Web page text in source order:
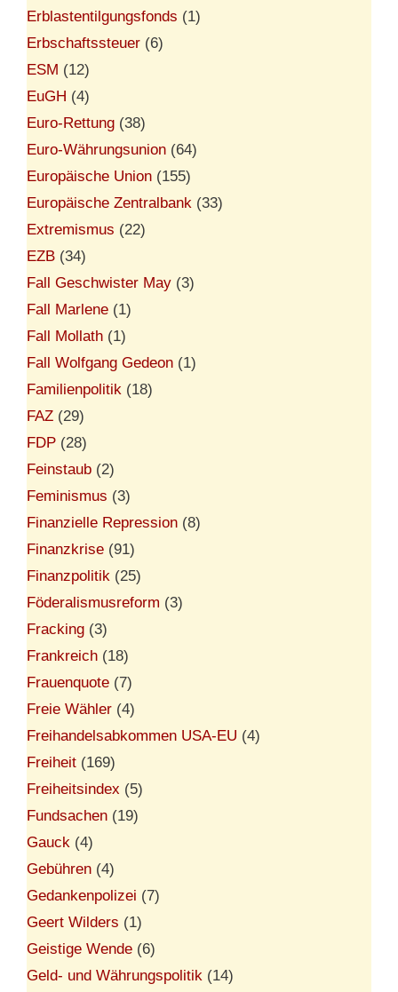
Erblastentilgungsfonds (1)
Erbschaftssteuer (6)
ESM (12)
EuGH (4)
Euro-Rettung (38)
Euro-Währungsunion (64)
Europäische Union (155)
Europäische Zentralbank (33)
Extremismus (22)
EZB (34)
Fall Geschwister May (3)
Fall Marlene (1)
Fall Mollath (1)
Fall Wolfgang Gedeon (1)
Familienpolitik (18)
FAZ (29)
FDP (28)
Feinstaub (2)
Feminismus (3)
Finanzielle Repression (8)
Finanzkrise (91)
Finanzpolitik (25)
Föderalismusreform (3)
Fracking (3)
Frankreich (18)
Frauenquote (7)
Freie Wähler (4)
Freihandelsabkommen USA-EU (4)
Freiheit (169)
Freiheitsindex (5)
Fundsachen (19)
Gauck (4)
Gebühren (4)
Gedankenpolizei (7)
Geert Wilders (1)
Geistige Wende (6)
Geld- und Währungspolitik (14)